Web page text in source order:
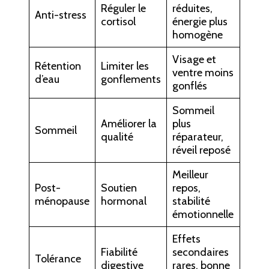
Anti-stress
Réguler le
cortisol
réduites,
énergie plus
homogène
Rétention
d’eau
Limiter les
gonflements
Visage et
ventre moins
gonflés
Sommeil
Améliorer la
qualité
Sommeil
plus
réparateur,
réveil reposé
Post-
ménopause
Soutien
hormonal
Meilleur
repos,
stabilité
émotionnelle
Tolérance
Fiabilité
digestive
Effets
secondaires
rares, bonne